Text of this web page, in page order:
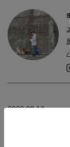
2023.09.13